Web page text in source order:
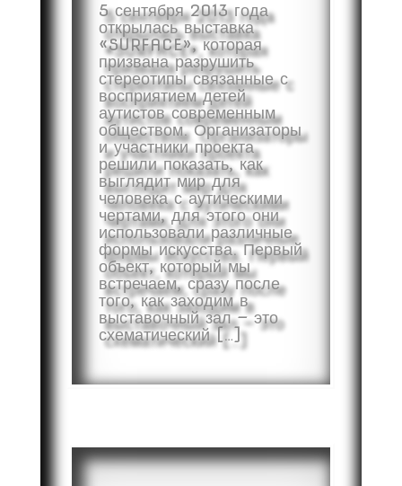
5 сентября 2013 года
открылась выставка
«SURFACE», которая
призвана разрушить
стереотипы связанные с
восприятием детей
аутистов современным
обществом. Организаторы
и участники проекта
решили показать, как
выглядит мир для
человека с аутическими
чертами, для этого они
использовали различные
формы искусства. Первый
объект, который мы
встречаем, сразу после
того, как заходим в
выставочный зал — это
схематический […]